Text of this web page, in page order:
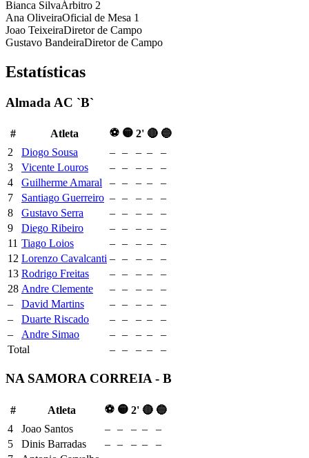
Bianca SilvaÁrbitro 2
Ana OliveiraOficial de Mesa 1
Joao TeixeiraDiretor de Campo
Gustavo BandeiraDiretor de Campo
Estatísticas
Almada AC `B`
# Atleta ⚽ 🟡 2' 🔴 🔵
2
Diogo Sousa – – – –
–
3
Vicente Louros – – – –
–
4
Guilherme Amaral – – – –
–
7
Santiago Guerreiro – – – –
–
8
Gustavo Serra – – – –
–
9
Diego Ribeiro – – – –
–
11 Tiago Loios – – – –
–
12 Lorenzo Cavalcanti – – – –
–
13 Rodrigo Freitas – – – –
–
28 Andre Clemente – – – –
–
–
David Martins – – – –
–
–
Duarte Riscado – – – –
–
–
Andre Simao – – – –
–
Total
– – – – –
NA SAMORA CORREIA - B
# Atleta ⚽ 🟡 2' 🔴 🔵
4
Joao Santos – – – –
–
5
Dinis Barradas – – – –
–